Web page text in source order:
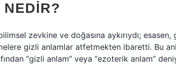
zevkine ve doğasına aykırıydı;
gizli anlamlar atfetmekten ibaretti. Bu
“gizli anlam” veya “ezoterik anlam”